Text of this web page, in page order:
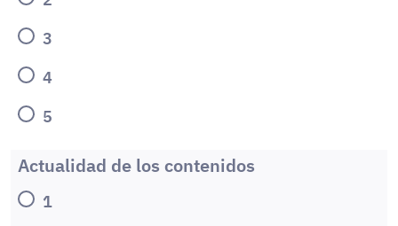
3
4
5
Actualidad de los contenidos
1